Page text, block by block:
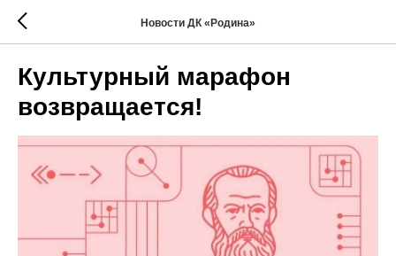
Новости ДК «Родина»
Культурный марафон
возвращается!